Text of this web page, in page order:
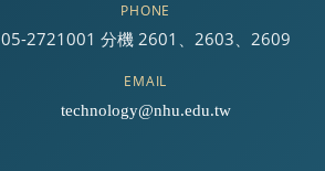
PHONE
05-2721001 分機 2601、2603、2609
EMAIL
technology@nhu.edu.tw